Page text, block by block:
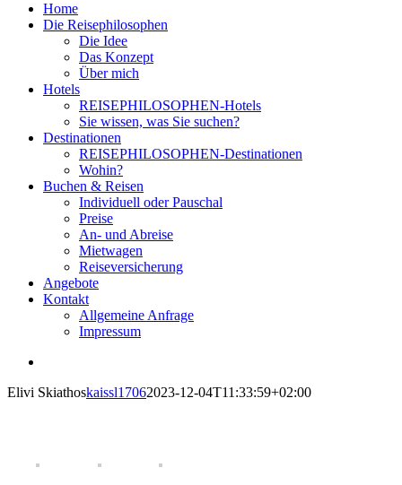
Home
Die Reisephilosophen
Die Idee
Das Konzept
Über mich
Hotels
REISEPHILOSOPHEN-Hotels
Sie wissen, was Sie suchen?
Destinationen
REISEPHILOSOPHEN-Destinationen
Wohin?
Buchen & Reisen
Individuell oder Pauschal
Preise
An- und Abreise
Mietwagen
Reiseversicherung
Angebote
Kontakt
Allgemeine Anfrage
Impressum
Image
Elivi Skiathoskaissl17062023-12-04T11:33:59+02:00